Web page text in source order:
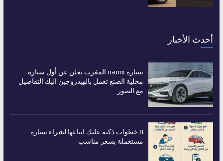
أحدث الأخبار
سيارة namx المغرب يعلن عن أول سيارة
محلية الصنع تعمل بالهيدروجين اليك التفاصيل
مع الصور
8 خطوات ذكية عليك اتباعها لشراء سيارة
مستعملة بسعر مناسب